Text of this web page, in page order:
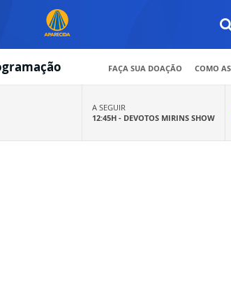
FAÇA SUA DOAÇÃO COMO
A SEGUIR
12:45H - DEVOTOS MIRINS SHOW